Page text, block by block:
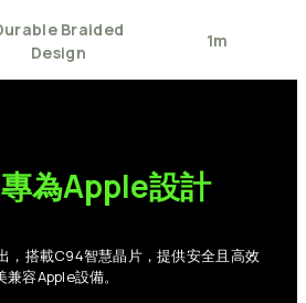
Braided
Design
1m
為Apple設計
，搭載C94智慧晶片，提供安全且高效
容Apple設備。